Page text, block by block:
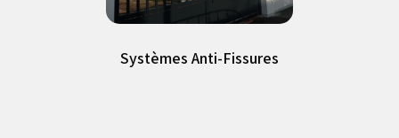
Systèmes Anti-Fissures
Systèmes Anti-Fissures